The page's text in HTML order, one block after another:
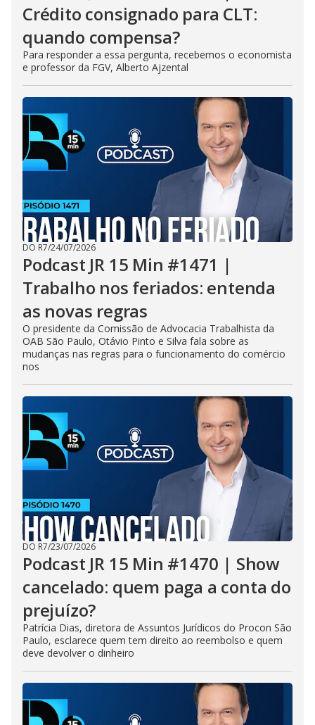
Crédito consignado para CLT:
quando compensa?
Para responder a essa pergunta, recebemos o economista
e professor da FGV, Alberto Ajzental
DO R7/24/07/2026
Podcast JR 15 Min #1471 |
Trabalho nos feriados: entenda
as novas regras
O presidente da Comissão de Advocacia Trabalhista da
OAB São Paulo, Otávio Pinto e Silva fala sobre as
mudanças nas regras para o funcionamento do comércio
nos
DO R7/23/07/2026
Podcast JR 15 Min #1470 | Show
cancelado: quem paga a conta do
prejuízo?
Patrícia Dias, diretora de Assuntos Jurídicos do Procon São
Paulo, esclarece quem tem direito ao reembolso e quem
deve devolver o dinheiro